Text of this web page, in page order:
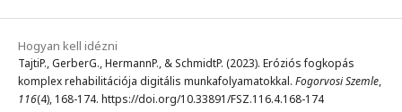
Hogyan kell idézni
TajtiP., GerberG., HermannP., & SchmidtP. (2023). Eróziós fogkopás
komplex rehabilitációja digitális munkafolyamatokkal. Fogorvosi Szemle,
116(4), 168-174. https://doi.org/10.33891/FSZ.116.4.168-174